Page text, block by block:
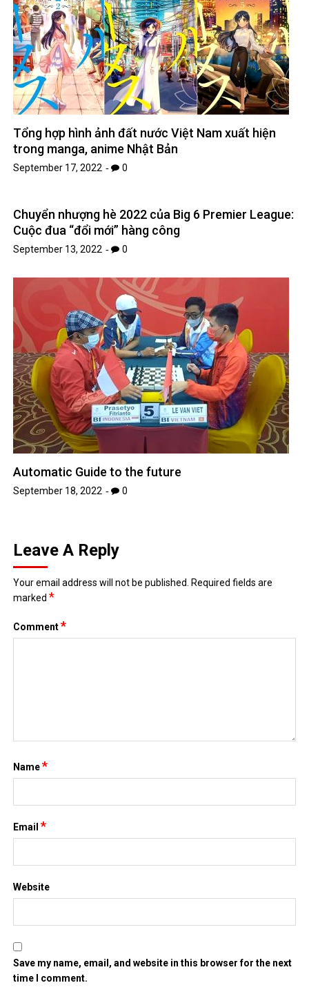
Tổng hợp hình ảnh đất nước Việt Nam xuất hiện
trong manga, anime Nhật Bản
September 17, 2022 0
Chuyển nhượng hè 2022 của Big 6 Premier League:
Cuộc đua “đổi mới” hàng công
September 13, 2022 0
Automatic Guide to the future
September 18, 2022 0
Leave A Reply
Your email address will not be published. Required fields are
marked*
Comment*
Name*
Email*
Website
Save my name, email, and website in this browser for the next
time I comment.